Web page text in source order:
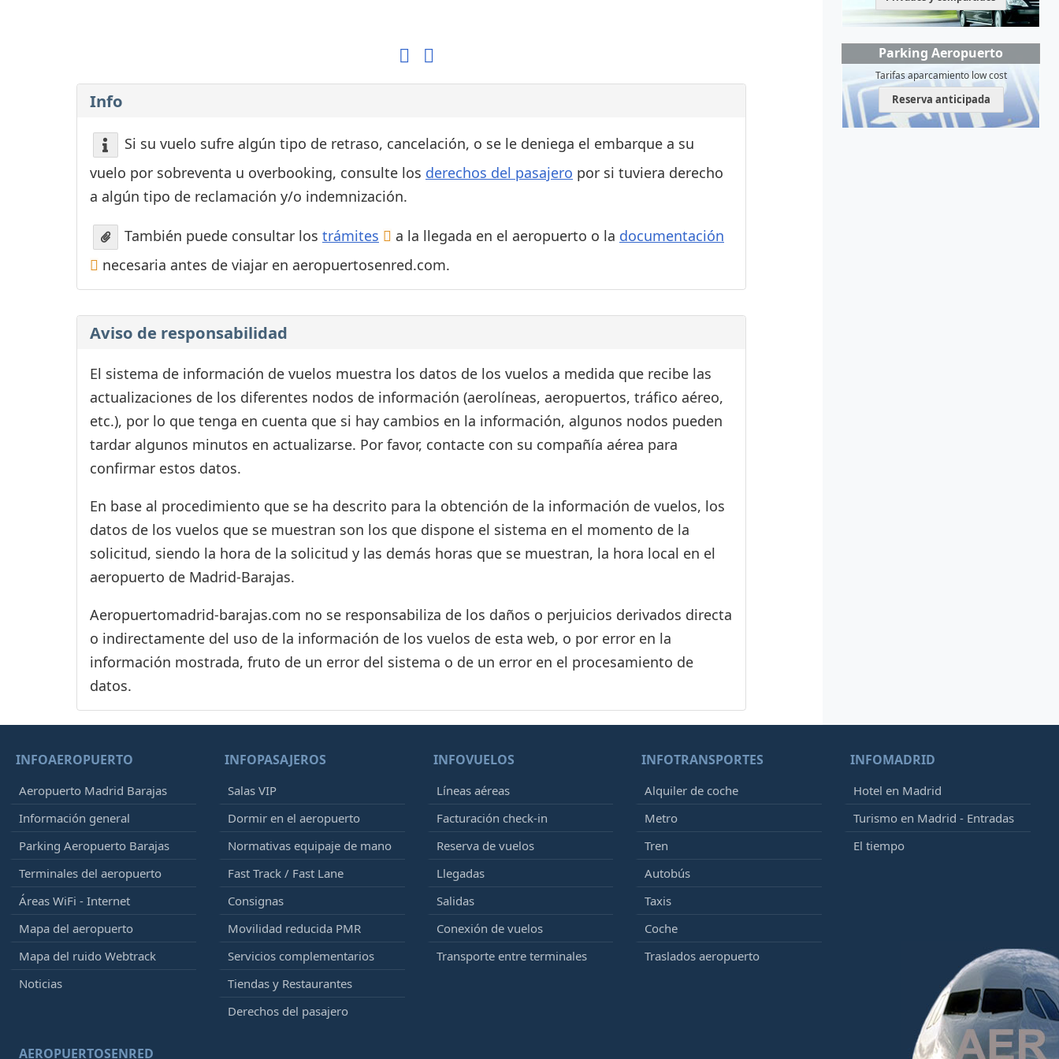
Info
Si su vuelo sufre algún tipo de retraso, cancelación, o se le deniega el embarque a su
vuelo por sobreventa u overbooking, consulte los derechos del pasajero por si tuviera derecho
a algún tipo de reclamación y/o indemnización.
También puede consultar los trámites a la llegada en el aeropuerto o la documentación
necesaria antes de viajar en aeropuertosenred.com.
Aviso de responsabilidad
El sistema de información de vuelos muestra los datos de los vuelos a medida que recibe las
actualizaciones de los diferentes nodos de información (aerolíneas, aeropuertos, tráfico aéreo,
etc.), por lo que tenga en cuenta que si hay cambios en la información, algunos nodos pueden
tardar algunos minutos en actualizarse. Por favor, contacte con su compañía aérea para
confirmar estos datos.
En base al procedimiento que se ha descrito para la obtención de la información de vuelos, los
datos de los vuelos que se muestran son los que dispone el sistema en el momento de la
solicitud, siendo la hora de la solicitud y las demás horas que se muestran, la hora local en el
aeropuerto de Madrid-Barajas.
Aeropuertomadrid-barajas.com no se responsabiliza de los daños o perjuicios derivados directa
o indirectamente del uso de la información de los vuelos de esta web, o por error en la
información mostrada, fruto de un error del sistema o de un error en el procesamiento de
datos.
Parking Aeropuerto
Tarifas aparcamiento low cost
Reserva anticipada
INFOAEROPUERTO
Aeropuerto Madrid Barajas
Información general
Parking Aeropuerto Barajas
Terminales del aeropuerto
Áreas WiFi - Internet
Mapa del aeropuerto
Mapa del ruido Webtrack
Noticias
INFOPASAJEROS
Salas VIP
Dormir en el aeropuerto
Normativas equipaje de mano
Fast Track / Fast Lane
Consignas
Movilidad reducida PMR
Servicios complementarios
Tiendas y Restaurantes
Derechos del pasajero
INFOVUELOS
Líneas aéreas
Facturación check-in
Reserva de vuelos
Llegadas
Salidas
Conexión de vuelos
Transporte entre terminales
INFOTRANSPORTES
Alquiler de coche
Metro
Tren
Autobús
Taxis
Coche
Traslados aeropuerto
INFOMADRID
Hotel en Madrid
Turismo en Madrid - Entradas
El tiempo
AEROPUERTOSENRED